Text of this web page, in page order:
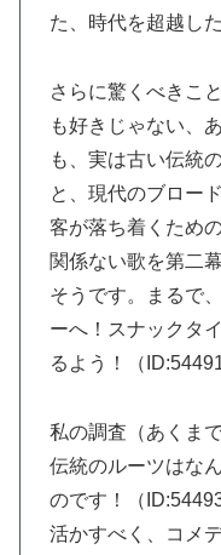
た、時代を超越し
さらに驚くべきこ
も好きじゃない、
も、実は古い伝統
と、現代のブロー
客が落ち着くため
関係ない歌を第二
そうです。まるで
ーへ！スナックタ
るよう！（ID:54491
私の調査（あくま
伝統のルーツはな
のです！（
活かすべく、コメ